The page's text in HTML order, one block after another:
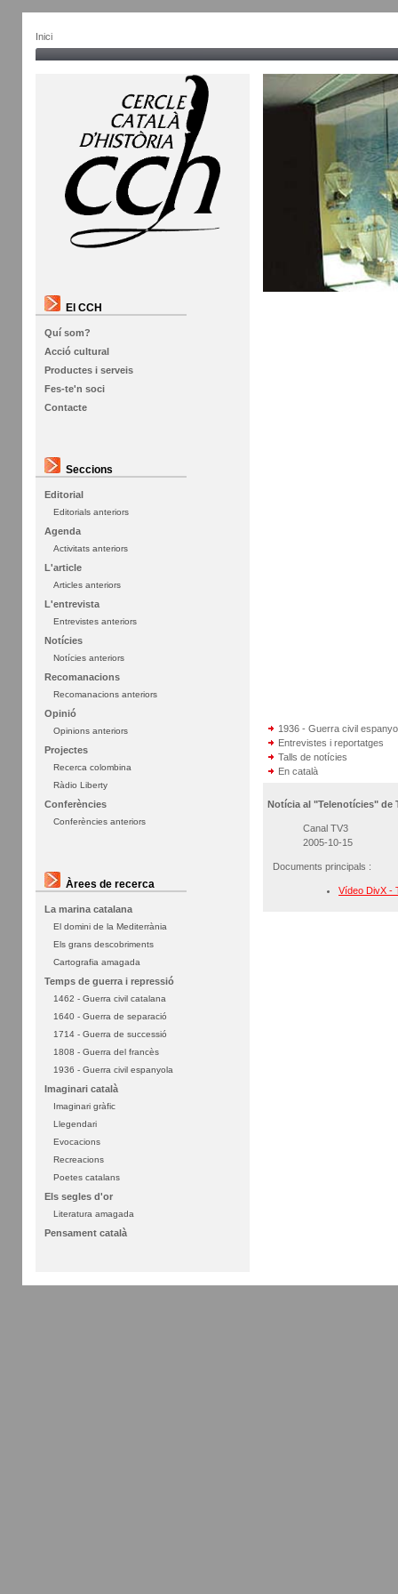
Inici
El CCH
Quí som?
Acció cultural
Productes i serveis
Fes-te'n soci
Contacte
Seccions
Editorial
Editorials anteriors
Agenda
Activitats anteriors
L'article
Articles anteriors
L'entrevista
Entrevistes anteriors
Notícies
Notícies anteriors
Recomanacions
Recomanacions anteriors
Opinió
Opinions anteriors
Projectes
Recerca colombina
Ràdio Liberty
Conferències
Conferències anteriors
Àrees de recerca
La marina catalana
El domini de la Mediterrània
Els grans descobriments
Cartografia amagada
Temps de guerra i repressió
1462 - Guerra civil catalana
1640 - Guerra de separació
1714 - Guerra de successió
1808 - Guerra del francès
1936 - Guerra civil espanyola
Imaginari català
Imaginari gràfic
Llegendari
Evocacions
Recreacions
Poetes catalans
Els segles d'or
Literatura amagada
Pensament català
1936 - Guerra civil
Entrevistes i reportatges
Talls de notícies
En català
Notícia al "Telenotícies" de
Canal TV3
2005-10-15
Documents principals :
Vídeo DivX -